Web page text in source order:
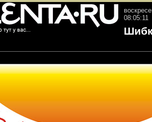
08:05:11